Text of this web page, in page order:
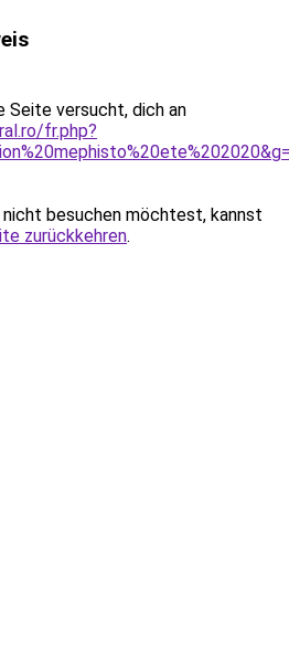
Seite versucht, dich an
fr.php?
besuchen möchtest, kannst
zurückkehren.